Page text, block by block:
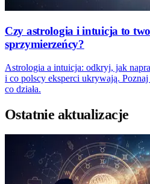
Czy astrologia i intuicja to
sprzymierzeńcy?
Astrologia a intuicja: odkryj, jak
i co polscy eksperci ukrywają.
co działa.
Ostatnie aktualizacje